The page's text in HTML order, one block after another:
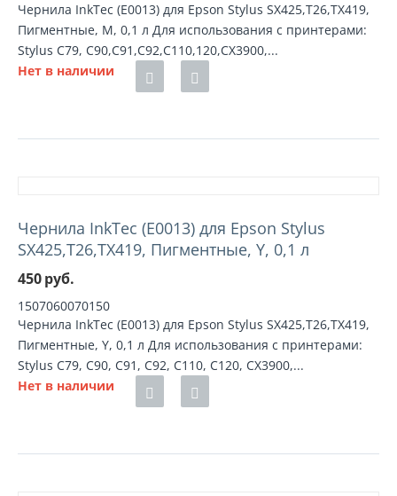
Чернила InkTec (E0013) для Epson Stylus SX425,T26,TX419,
Пигментные, M, 0,1 л Для использования с принтерами:
Stylus C79, C90,C91,C92,C110,120,CX3900,...
Нет в наличии
Чернила InkTec (E0013) для Epson Stylus
SX425,T26,TX419, Пигментные, Y, 0,1 л
450руб.
1507060070150
Чернила InkTec (E0013) для Epson Stylus SX425,T26,TX419,
Пигментные, Y, 0,1 л Для использования с принтерами:
Stylus C79, C90, C91, C92, C110, C120, CX3900,...
Нет в наличии